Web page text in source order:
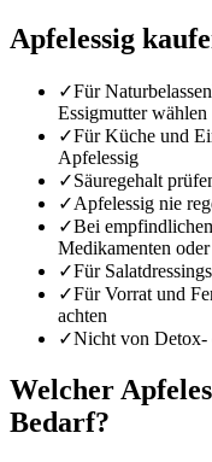
Apfelessig
✓Für
Essigmutter wählen
✓Für Küche und
Apfelessig
✓Säuregehalt
✓Apfelessig nie
✓Bei
Medikamenten
✓Für
✓Für Vorrat und
achten
✓Nicht von Detox-
Welcher
Bedarf?